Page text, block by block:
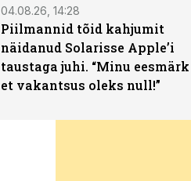
04.08.26, 14:28
Piilmannid tõid kahjumit
näidanud Solarisse Apple’i
taustaga juhi. “Minu eesmärk
et vakantsus oleks null!”